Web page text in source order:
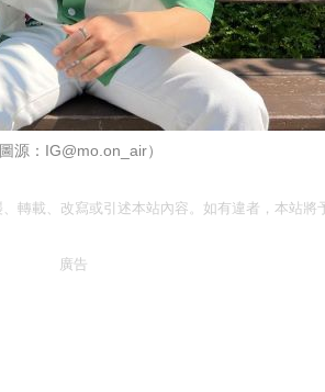
源：IG@mo.on_air）
轉載、改寫或引述本站內容。如有違者，本站將
廣告